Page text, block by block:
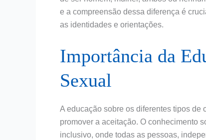
e a compreensão dessa diferença é
as identidades e orientações.
Importância da
Sexual
A educação sobre os diferentes tipos de
promover a aceitação. O conhecimento
inclusivo, onde todas as pessoas,